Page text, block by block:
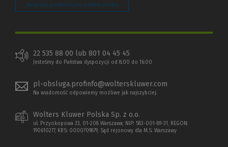
Zarządzaj preferencjami plików cookie
22 535 88 00 lub 801 04 45 45
Jesteśmy do Państwa dyspozycji od 8:00 do 16:00
pl-obsluga.profinfo@wolterskluwer.com
Na wiadomość odpowiemy możliwe jak najszybciej.
Wolters Kluwer Polska Sp. z o.o.
ul. Przyokopowa 33, 01-208 Warszawa; NIP: 583-001-89-31, REGON:
190610277, KRS: 0000709879, Sąd rejonowy dla M.S. Warszawy